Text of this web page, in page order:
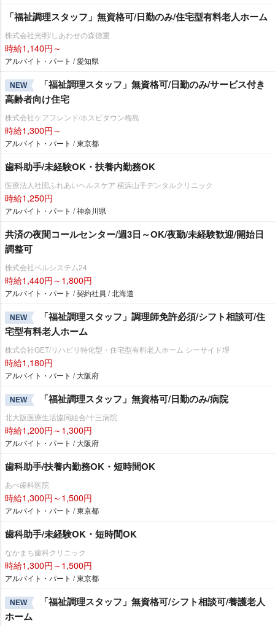
「福祉調理スタッフ」無資格可/日勤のみ/住宅型有料老人ホーム
株式会社光明/しあわせの森徳重
時給1,140円～
アルバイト・パート / 愛知県
NEW
「福祉調理スタッフ」無資格可/日勤のみ/サービス付き
高齢者向け住宅
株式会社ケアフレンド/ホスピタウン梅島
時給1,300円～
アルバイト・パート / 東京都
歯科助手/未経験OK・扶養内勤務OK
医療法人社団ふれあいヘルスケア 横浜山手デンタルクリニック
時給1,250円
アルバイト・パート / 神奈川県
共済の夜間コールセンター/週3日～OK/夜勤/未経験歓迎/開始日
調整可
株式会社ベルシステム24
時給1,440円～1,800円
アルバイト・パート / 契約社員 / 北海道
NEW
「福祉調理スタッフ」調理師免許必須/シフト相談可/住
宅型有料老人ホーム
株式会社GET/リハビリ特化型・住宅型有料老人ホーム シーサイド堺
時給1,180円
アルバイト・パート / 大阪府
NEW 「福祉調理スタッフ」無資格可/日勤のみ/病院
北大阪医療生活協同組合/十三病院
時給1,200円～1,300円
アルバイト・パート / 大阪府
歯科助手/扶養内勤務OK・短時間OK
あべ歯科医院
時給1,300円～1,500円
アルバイト・パート / 東京都
歯科助手/未経験OK・短時間OK
なかまち歯科クリニック
時給1,300円～1,500円
アルバイト・パート / 東京都
NEW
「福祉調理スタッフ」無資格可/シフト相談可/養護老人
ホーム